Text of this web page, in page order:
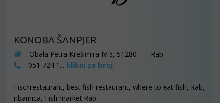
KONOBA ŠANPJER
Obala Petra Krešimira IV 6, 51280 - Rab
051 724 1... klikni za broj
Fischrestaurant, best fish restaurant, where to eat fish, Rab,
ribarnica, Fish market Rab